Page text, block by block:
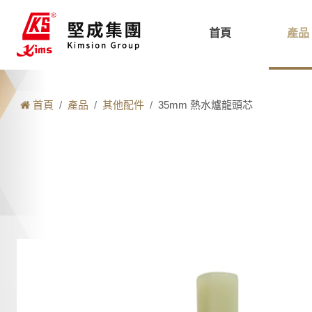
首頁 產品
首頁 產品 其他配件 35mm 熱水爐龍頭芯